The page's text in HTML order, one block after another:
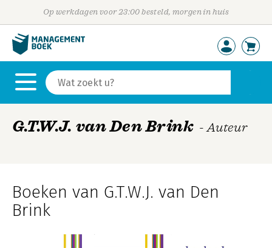
Op werkdagen voor 23:00 besteld, morgen in huis
G.T.W.J. van Den Brink - Auteur
Boeken van G.T.W.J. van Den
Brink